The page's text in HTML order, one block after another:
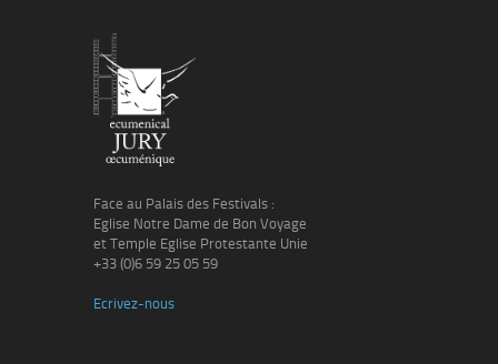
Face au Palais des Festivals :
Eglise Notre Dame de Bon Voyage
et Temple Eglise Protestante Unie
+33 (0)6 59 25 05 59
Ecrivez-nous